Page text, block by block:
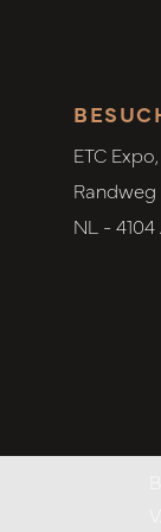
ETC
Randweg
NL -